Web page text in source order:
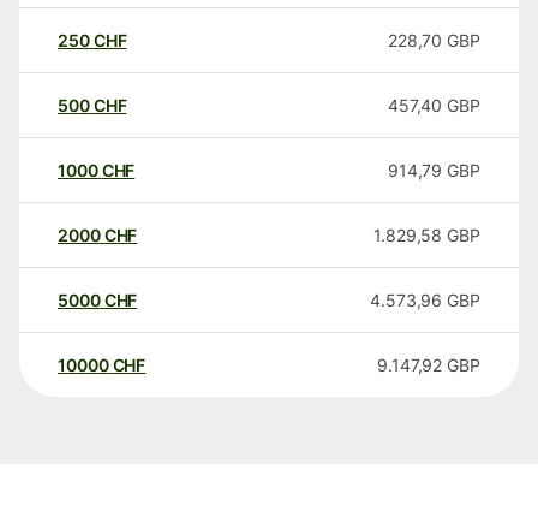
250CHF 228,70 GBP
500CHF 457,40 GBP
1000CHF 914,79 GBP
2000CHF 1.829,58 GBP
5000CHF 4.573,96 GBP
10000 CHF 9.147,92 GBP